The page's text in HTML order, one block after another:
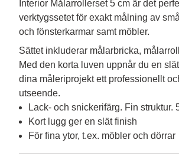
Interior Målarrollerset 5 cm är det
verktygssetet för exakt målning av
och fönsterkarmar samt möbler.
Sättet inkluderar målarbricka,
Med den korta luven uppnår du en
dina måleriprojekt ett professionellt
utseende.
Lack- och snickerifärg. Fin struktur.
Kort lugg ger en slät finish
För fina ytor, t.ex. möbler och dörrar